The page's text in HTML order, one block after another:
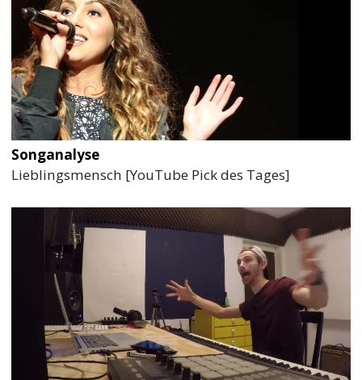
Songanalyse
Lieblingsmensch [YouTube Pick des Tages]